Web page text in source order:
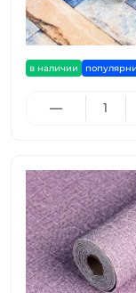
в наличии